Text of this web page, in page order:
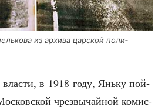
из архи­ва цар­ской поли­
в 1918 году, Янь­ку пой­
чрез­вы­чай­ной комис­